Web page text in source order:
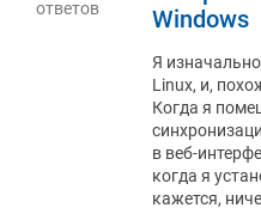
ответов
Windows
Я
Linux, и,
Когда я
в веб-
когда я
кажется,